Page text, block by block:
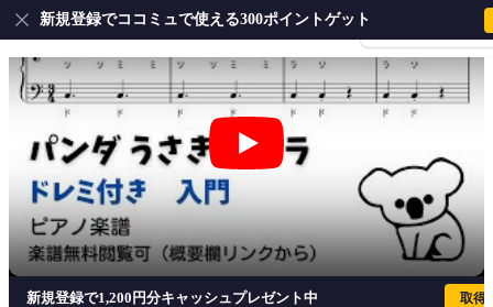
会員登録・ログイ
新規登録でココミュで使える300ポイントゲット
パンダうさぎコアラ (ドレミ付き簡単
新規登録で1,200円分キャッシュプレゼント中 取得